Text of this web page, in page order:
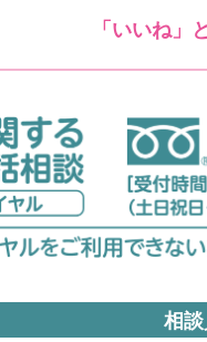
「いいね」
相